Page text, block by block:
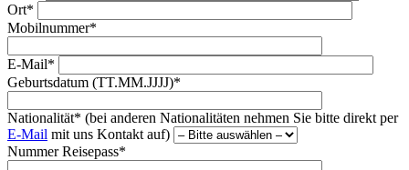
Ort*
Mobilnummer*
E-Mail*
Geburtsdatum (TT.MM.JJJJ)*
Nationalität* (bei anderen Nationalitäten nehmen Sie bitte direkt per
E-Mail mit uns Kontakt auf)
Nummer Reisepass*